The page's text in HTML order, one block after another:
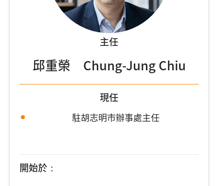
主任
邱重榮 Chung-Jung Chiu
現任
駐胡志明市辦事處主任
開始於：